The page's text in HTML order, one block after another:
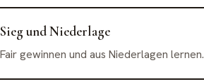
Sieg und Niederlage
Fair gewinnen und aus Niederlagen lernen.